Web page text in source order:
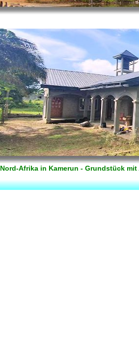
Nord-Afrika in Kamerun - Grundstück